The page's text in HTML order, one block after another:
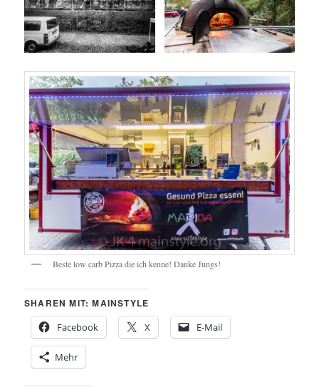
Beste low carb Pizza die ich kenne! Danke Jungs!
SHAREN MIT: MAINSTYLE
Facebook
X E-Mail
Mehr